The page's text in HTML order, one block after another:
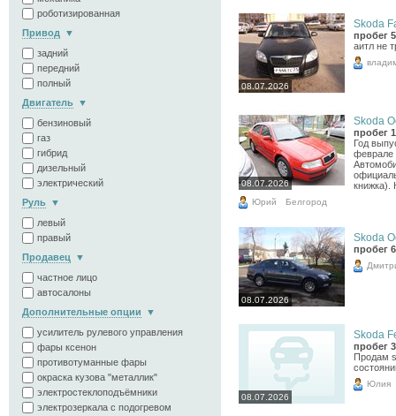
роботизированная
Привод
задний
передний
полный
Двигатель
бензиновый
газ
гибрид
дизельный
электрический
Руль
левый
правый
Продавец
частное лицо
автосалоны
Дополнительные опции
усилитель рулевого управления
фары ксенон
противотуманные фары
окраска кузова "металлик"
электростеклоподъёмники
электрозеркала с подогревом
08.07.2026
Skoda
пробег
аитл не
08.07.2026
Skoda
пробег
Год
феврале
книжка).
Юрий Белгород
08.07.2026
Skoda
пробег
08.07.2026
Skoda
пробег
Продам
Юлия